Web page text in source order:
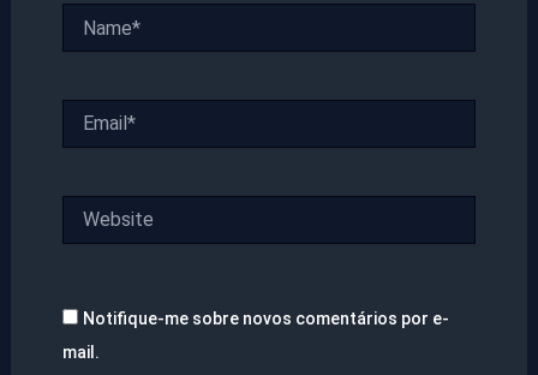
Notifique-me sobre novos comentários por e-
mail.